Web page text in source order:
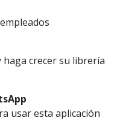
crecer su librería
usar esta aplicación